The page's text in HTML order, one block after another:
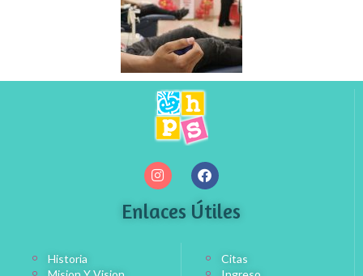
Enlaces Útiles
Historia
Citas